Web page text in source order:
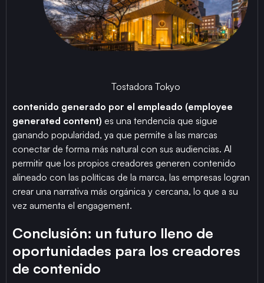
Tostadora Tokyo
contenido generado por el empleado (employee
generated content) es una tendencia que sigue
ganando popularidad, ya que permite a las marcas
conectar de forma más natural con sus audiencias. Al
permitir que los propios creadores generen contenido
alineado con las políticas de la marca, las empresas logran
crear una narrativa más orgánica y cercana, lo que a su
vez aumenta el engagement.
Conclusión: un futuro lleno de
oportunidades para los creadores
de contenido